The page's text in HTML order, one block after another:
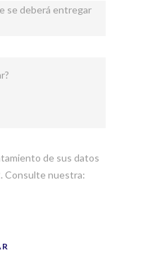
se deberá entregar
de sus datos
Consulte nuestra: